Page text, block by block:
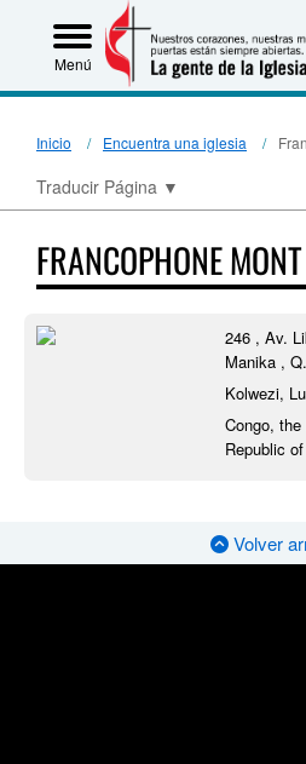
Menú
Inicio Encuentra una iglesia
Traducir Página ▼
FRANCOPHONE
246 , Av.
Manika ,
Kolwezi,
Congo,
Republic
Volver